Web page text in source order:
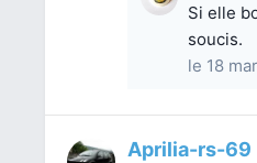
Si elle
soucis.
le 18
Aprilia-rs-69